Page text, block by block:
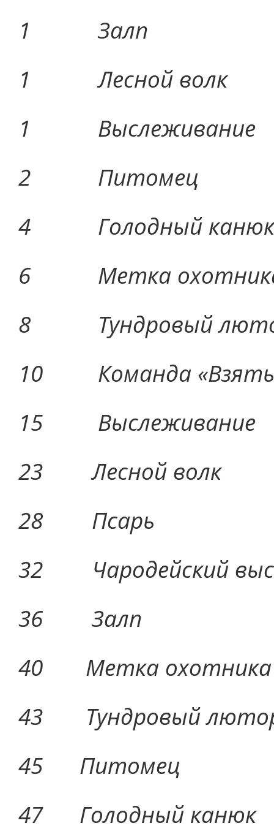
1
1 Лесной
1
2
4 Голодный
6 Метка
8 Тундровый
10 Команда
15
23 Лесной
28
32 Чародейский
36
40 Метка
43 Тундровый
45
47 Голодный